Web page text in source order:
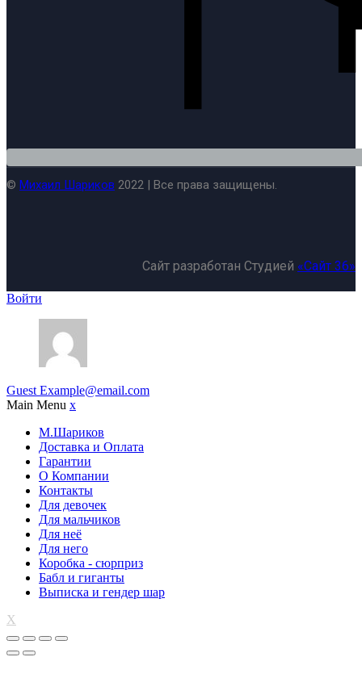
© Михаил Шариков 2022 | Все права защищены.
Сайт разработан Студией «Сайт 36»
Войти
Guest Example@email.com
Main Menu x
М.Шариков
Доставка и Оплата
Гарантии
О Компании
Контакты
Для девочек
Для мальчиков
Для неё
Для него
Коробка - сюрприз
Бабл и гиганты
Выписка и гендер шар
X